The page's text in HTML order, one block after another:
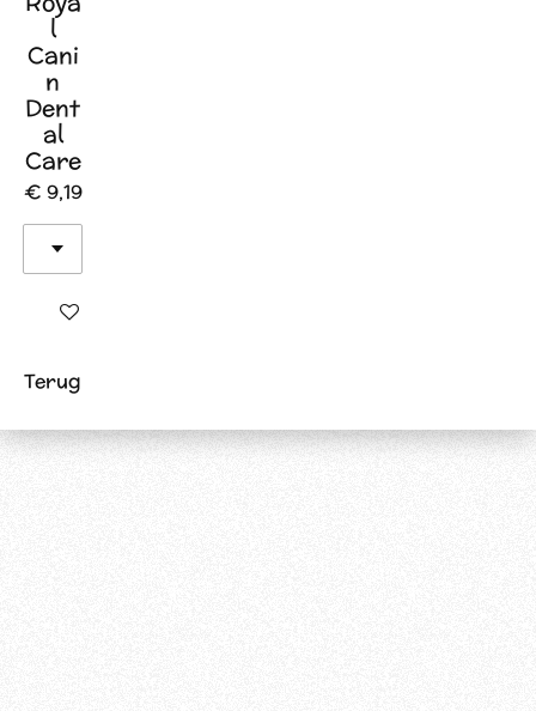
l
Cani
n
Dent
al
Care
€ 9,19
In winkelwagen
Terug